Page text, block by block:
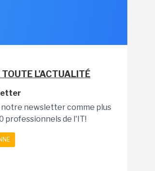
TOUTE L'ACTUALITÉ
notre newsletter comme plus
professionnels de l'IT!